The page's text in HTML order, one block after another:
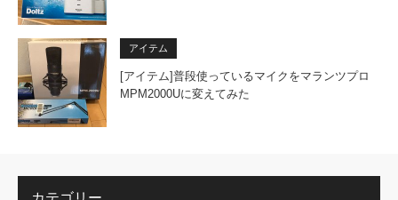
アイテム
[アイテム]普段使っているマイクをマランツプロ
MPM2000Uに変えてみた